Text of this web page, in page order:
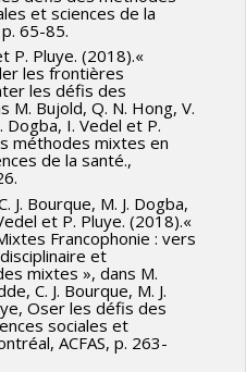
et sciences de la
65-85.
P. Pluye. (2018).«
les frontières
les défis des
M. Bujold, Q. N. Hong, V.
Dogba, I. Vedel et P.
méthodes mixtes en
de la santé.,
J. Bourque, M. J. Dogba,
et P. Pluye. (2018).«
Francophonie : vers
et
mixtes », dans M.
C. J. Bourque, M. J.
Oser les défis des
sociales et
ACFAS, p. 263-